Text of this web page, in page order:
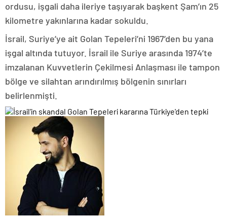
ordusu, işgali daha ileriye taşıyarak başkent Şam’ın 25
kilometre yakınlarına kadar sokuldu.
İsrail, Suriye’ye ait Golan Tepeleri’ni 1967’den bu yana
işgal altında tutuyor. İsrail ile Suriye arasında 1974’te
imzalanan Kuvvetlerin Çekilmesi Anlaşması ile tampon
bölge ve silahtan arındırılmış bölgenin sınırları
belirlenmişti.